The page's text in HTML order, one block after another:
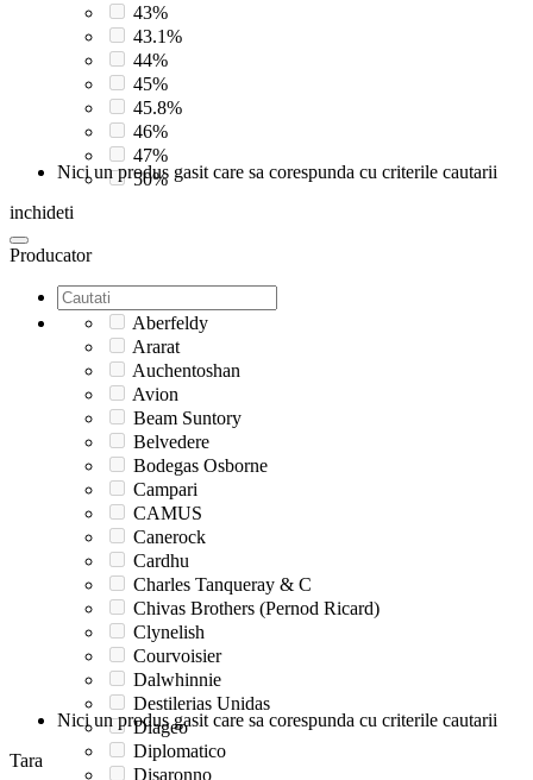
43%
43.1%
44%
45%
45.8%
46%
47%
50%
Nici un produs gasit care sa corespunda cu criterile cautarii
inchideti
Producator
Aberfeldy
Ararat
Auchentoshan
Avion
Beam Suntory
Belvedere
Bodegas Osborne
Campari
CAMUS
Canerock
Cardhu
Charles Tanqueray & C
Chivas Brothers (Pernod Ricard)
Clynelish
Courvoisier
Dalwhinnie
Destilerias Unidas
Diageo
Diplomatico
Disaronno
Nici un produs gasit care sa corespunda cu criterile cautarii
Tara